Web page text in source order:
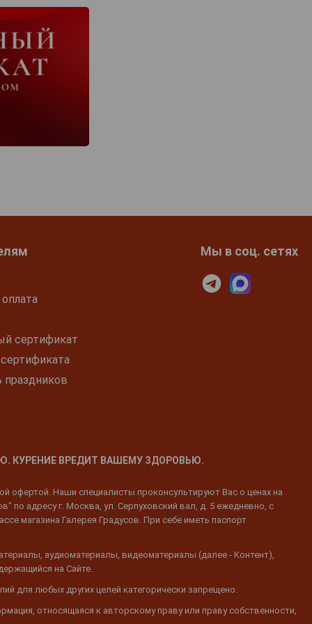
сертификат
праздников
Мы в соц. сетях
КУРЕНИЕ ВРЕДИТ ВАШЕМУ ЗДОРОВЬЮ.
офертой. Наши специалисты проконсультируют Вас о ценах на
по адресу г. Москва, ул. Серпуховский вал, д. 5 ежедневно, с
магазина Галерея Градусов. При себе иметь паспорт
аудиоматериалы, видеоматериалы (далее - Контент),
на Сайте.
для любых других целей категорически запрещено.
относящаяся к авторскому праву или праву собственности,